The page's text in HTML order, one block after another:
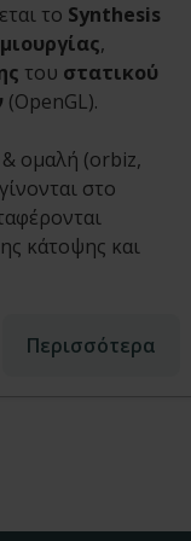
το Synthesis
,
του στατικού
(OpenGL).
& ομαλή (orbiz,
στο
κάτοψης και
Περισσότερα